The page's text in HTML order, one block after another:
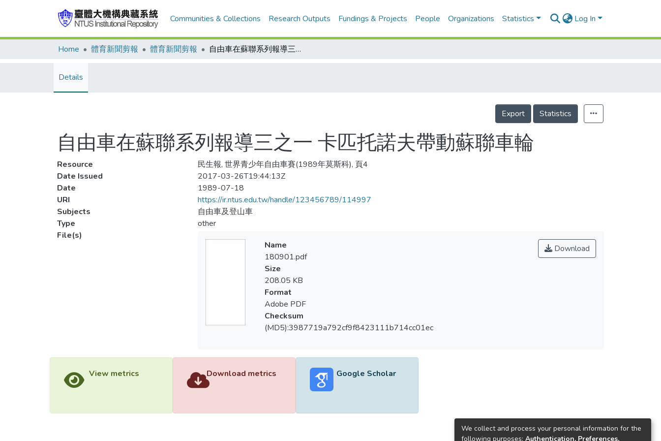
Communities & Collections Research Outputs Fundings & Projects People Organizations Statistics Log In
Home 體育新聞剪報 體育新聞剪報 自由車在蘇聯系列報導三之一 卡匹托諾夫帶動蘇聯車輪
Details
Export Statistics
自由車在蘇聯系列報導三之一 卡匹托諾夫帶動蘇聯車輪
Resource
民生報, 世界青少年自由車賽(1989年莫斯科), 頁4
Date Issued
2017-03-26T19:44:13Z
Date
1989-07-18
URI
https://ir.ntus.edu.tw/handle/123456789/114997
Subjects
自由車及登山車
Type
other
File(s)
Download
Name
180901.pdf
Size
208.05 KB
Format
Adobe PDF
Checksum
(MD5):3987719a792cf9f8423111b714cc01ec
View metrics Download metrics Google Scholar
We collect and process your personal information for the
following purposes: Authentication, Preferences,